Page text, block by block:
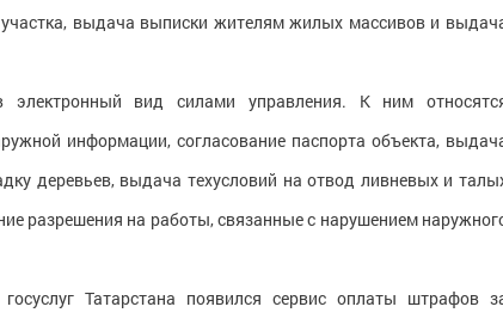
выдача выписки жителям жилых массивов и
электронный вид силами управления. К ним
информации, согласование паспорта объекта,
деревьев, выдача техусловий на отвод ливневых и
разрешения на работы, связанные с нарушением
Татарстана появился сервис оплаты штрафов